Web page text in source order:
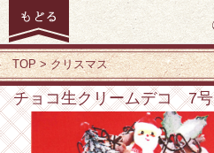
TOP クリスマス
チョコ生クリームデコ 7号